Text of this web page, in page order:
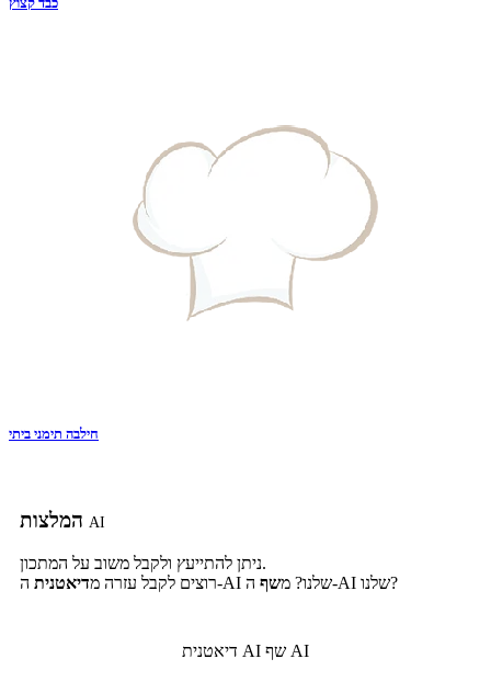
חילבה תימני ביתי
AI
ניתן להתייעץ ולקבל משוב על המתכון.
רוצים לקבל עזרה מדיאטנית ה-AI שלנו? משף ה-AI שלנו?
דיאטנית AI שף AI